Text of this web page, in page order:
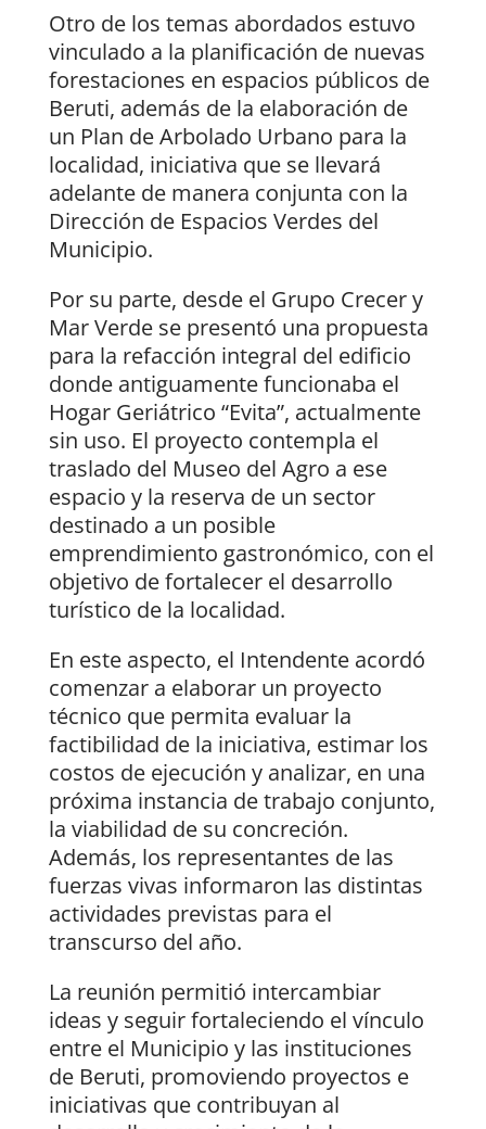
Otro de los temas abordados estuvo
vinculado a la planificación de nuevas
forestaciones en espacios públicos de
Beruti, además de la elaboración de
un Plan de Arbolado Urbano para la
localidad, iniciativa que se llevará
adelante de manera conjunta con la
Dirección de Espacios Verdes del
Municipio.
Por su parte, desde el Grupo Crecer y
Mar Verde se presentó una propuesta
para la refacción integral del edificio
donde antiguamente funcionaba el
Hogar Geriátrico “Evita”, actualmente
sin uso. El proyecto contempla el
traslado del Museo del Agro a ese
espacio y la reserva de un sector
destinado a un posible
emprendimiento gastronómico, con el
objetivo de fortalecer el desarrollo
turístico de la localidad.
En este aspecto, el Intendente acordó
comenzar a elaborar un proyecto
técnico que permita evaluar la
factibilidad de la iniciativa, estimar los
costos de ejecución y analizar, en una
próxima instancia de trabajo conjunto,
la viabilidad de su concreción.
Además, los representantes de las
fuerzas vivas informaron las distintas
actividades previstas para el
transcurso del año.
La reunión permitió intercambiar
ideas y seguir fortaleciendo el vínculo
entre el Municipio y las instituciones
de Beruti, promoviendo proyectos e
iniciativas que contribuyan al